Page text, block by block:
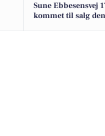
Sune Ebbesensvej
kommet til salg